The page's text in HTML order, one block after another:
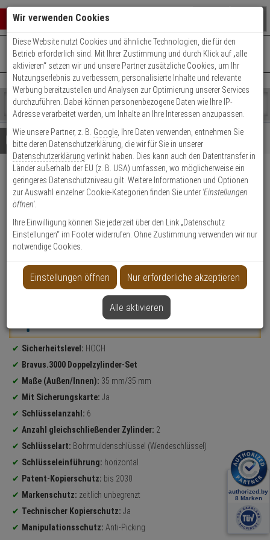
Warenkorb schließen
0 ARTIKEL IM WARENKORB
Ihr Warenkorb ist momentan leer.
Ergebnisse ()
Fertig
Shop
durchsuchen
Bitte
geben
Sie
mindestens
Zeichen
ein,
um
Suche
Es
wurde
noch
Kategorien
Suche
gestartet
+49 (0)821 899 493-0Mo. - Do.: 8:00 - 16:30 | Fr.: 8:00 - 14:00 Uhr
Kontaktservice nutzen
Details Beratung
2er Abus Bravus 3000
Doppelzylinder 35/35 6 Schl.
Produktmerkmale
Zylinder messen
Produktinformationen
Sicherheitslevel: HOCH
Bravus.3000 Doppelzylinder-Set
Maße (Außen/Innen): 35 mm/35 mm
Mit Sicherungskarte: Ja
Schlüsselanzahl: 6
Anzahl gleichschließender Zylinder: 2
Schlüsselart: Bohrmuldenschlüssel (Wendeschlüssel)
Schlüsseleinführung: horizontal
Patent-Kopierschutz: bis 2030
Markenschutz: zeitlich unbegrenzt
Technischer Kopierschutz: Ja
Manipulationsschutz: Anti-Picking
Wir verwenden Cookies
Diese Website nutzt Cookies und ähnliche Technologien, die für den
Betrieb erforderlich sind. Mit Ihrer Zustimmung und durch Klick auf „alle
aktivieren“ setzen wir und unsere Partner zusätzliche Cookies, um Ihr
Nutzungserlebnis zu verbessern, personalisierte Inhalte und relevante
Werbung bereitzustellen und Analysen zur Optimierung unserer Services
durchzuführen. Dabei können personenbezogene Daten wie Ihre IP-
Adresse verarbeitet werden, um Inhalte an Ihre Interessen anzupassen.
Wie unsere Partner, z. B. Google , Ihre Daten verwenden, entnehmen Sie
bitte deren Datenschutzerklärung, die wir für Sie in unserer
Datenschutzerklärung verlinkt haben. Dies kann auch den Datentransfer in
Länder außerhalb der EU (z. B. USA) umfassen, wo möglicherweise ein
geringeres Datenschutzniveau gilt. Weitere Informationen und Optionen
zur Auswahl einzelner Cookie-Kategorien finden Sie unter 'Einstellungen
öffnen'.
Ihre Einwilligung können Sie jederzeit über den Link „Datenschutz
Einstellungen“ im Footer widerrufen. Ohne Zustimmung verwenden wir nur
notwendige Cookies.
Einstellungen öffnen Nur erforderliche akzeptieren
Alle aktivieren